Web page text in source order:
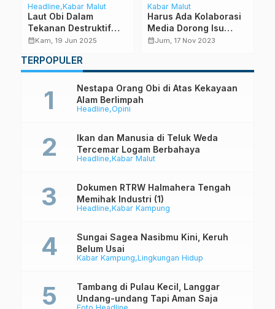
Headline Kabar Malut
Laut Obi Dalam
Tekanan Destruktif
Fishing dan Tambang?
calendar_monthKam, 19 Jun 2025
Kabar Malut
Harus Ada Kolaborasi
Media Dorong Isu
Lingkungan
calendar_monthJum, 17 Nov 2023
TERPOPULER
Headline Opini
Nestapa Orang Obi di Atas Kekayaan
Alam Berlimpah
Headline Kabar Malut
Ikan dan Manusia di Teluk Weda
Tercemar Logam Berbahaya
Headline Kabar Kampung
Dokumen RTRW Halmahera Tengah
Memihak Industri (1)
Kabar Kampung Lingkungan Hidup
Sungai Sagea Nasibmu Kini, Keruh
Belum Usai
Tambang di Pulau Kecil, Langgar
Undang-undang Tapi Aman Saja